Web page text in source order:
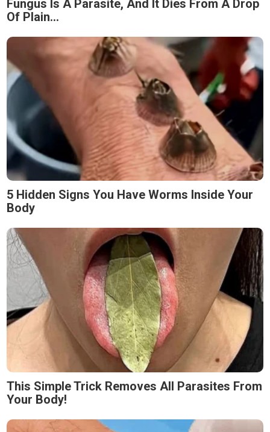
Fungus Is A Parasite, And It Dies From A Drop
Of Plain...
5 Hidden Signs You Have Worms Inside Your
Body
This Simple Trick Removes All Parasites From
Your Body!